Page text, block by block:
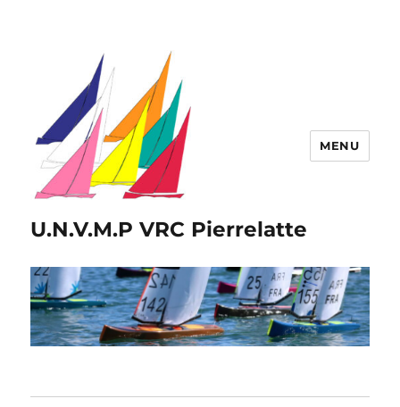
U.N.V.M.P VRC Pierrelatte
MENU